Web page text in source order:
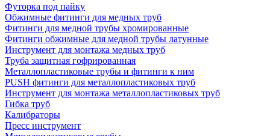
Футорка под пайку
Обжимные фитинги для медных труб
Фитинги для медной трубы хромированные
Фитинги обжимные для медной трубы латунные
Инструмент для монтажа медных труб
Труба защитная гофрированная
Металлопластиковые трубы и фитинги к ним
PUSH фитинги для металлопластиковых труб
Инструмент для монтажа металлопластиковых труб
Гибка труб
Калибраторы
Пресс инструмент